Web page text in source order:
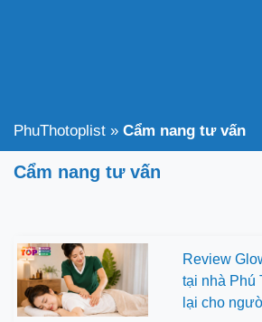
PhuThotoplist » Cẩm nang tư vấn
Cẩm nang tư vấn
Review
tại nhà Phú
lại cho